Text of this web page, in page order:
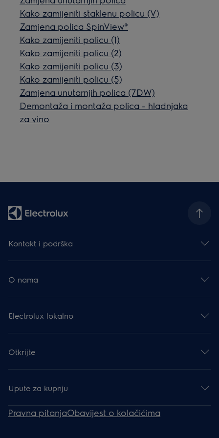
Kako zamijeniti staklenu policu (V)
Zamjena polica SpinView®
Kako zamijeniti policu (1)
Kako zamijeniti policu (2)
Kako zamijeniti policu (3)
Kako zamijeniti policu (5)
Zamjena unutarnjih polica (7DW)
Demontaža i montaža polica - hladnjaka
za vino
Kontakt i podrška
O nama
Electrolux lokalno
Otkrijte
Upute za kupnju
Pravna pitanjaObavijest o kolačićima